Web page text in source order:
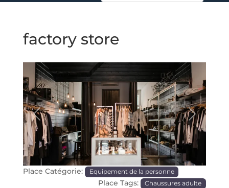
factory store
Précédente Prochaine
Place Catégorie: Equipement de la personne
Place Tags: Chaussures adulte